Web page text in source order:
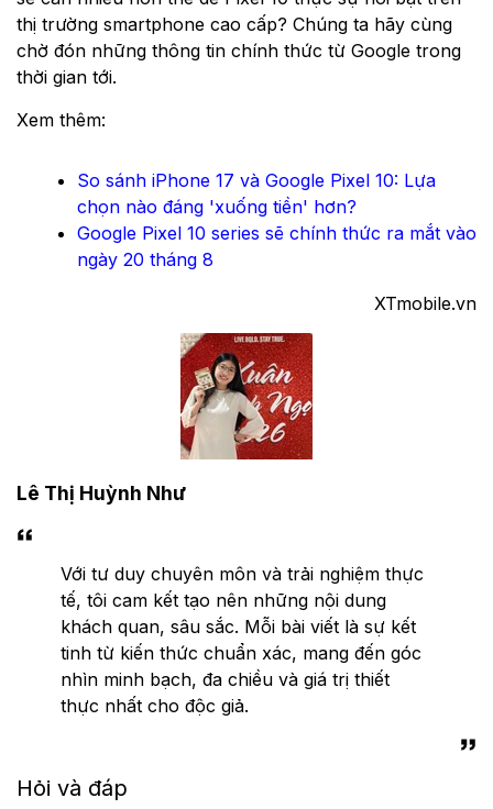
thị trường smartphone cao cấp? Chúng ta hãy cùng
chờ đón những thông tin chính thức từ Google trong
thời gian tới.
Xem thêm:
So sánh iPhone 17 và Google Pixel 10: Lựa
chọn nào đáng 'xuống tiền' hơn?
Google Pixel 10 series sẽ chính thức ra mắt vào
ngày 20 tháng 8
XTmobile.vn
Lê Thị Huỳnh Như
Với tư duy chuyên môn và trải nghiệm thực
tế, tôi cam kết tạo nên những nội dung
khách quan, sâu sắc. Mỗi bài viết là sự kết
tinh từ kiến thức chuẩn xác, mang đến góc
nhìn minh bạch, đa chiều và giá trị thiết
thực nhất cho độc giả.
Hỏi và đáp